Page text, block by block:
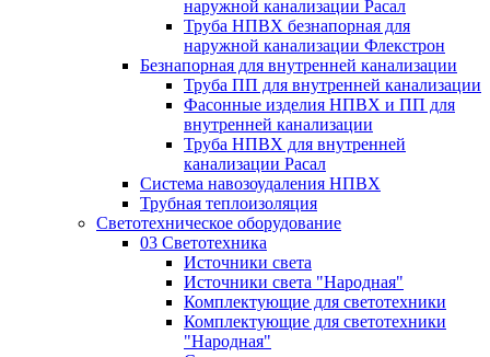
наружной канализации Расал
Труба НПВХ безнапорная для
наружной канализации Флекстрон
Безнапорная для внутренней канализации
Труба ПП для внутренней канализации
Фасонные изделия НПВХ и ПП для
внутренней канализации
Труба НПВХ для внутренней
канализации Расал
Система навозоудаления НПВХ
Трубная теплоизоляция
Светотехническое оборудование
03 Светотехника
Источники света
Источники света "Народная"
Комплектующие для светотехники
Комплектующие для светотехники
"Народная"